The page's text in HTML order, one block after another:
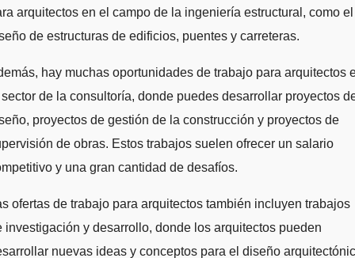
arquitectos en el campo de la ingeniería estructural, como el
de estructuras de edificios, puentes y carreteras.
hay muchas oportunidades de trabajo para arquitectos
de la consultoría, donde puedes desarrollar proyectos
proyectos de gestión de la construcción y proyectos de
de obras. Estos trabajos suelen ofrecer un salario
y una gran cantidad de desafíos.
ofertas de trabajo para arquitectos también incluyen trabajos
investigación y desarrollo, donde los arquitectos pueden
nuevas ideas y conceptos para el diseño